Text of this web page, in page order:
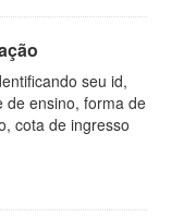
seu id,
de ensino, forma de
cota de ingresso